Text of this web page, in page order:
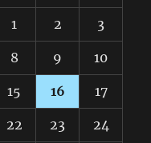
1 2 3
8 9 10
15 16 17
22 23 24